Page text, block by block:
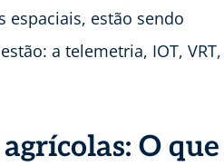
espaciais, estão sendo
a telemetria, IOT, VRT,
O que